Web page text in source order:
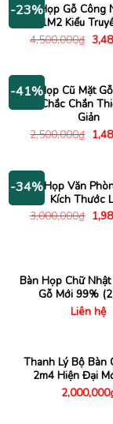
-23%
Bàn Họp Gỗ Công
3Mx1M2 Kiểu
4,500,000₫ Giá
gốc
-41%
Bàn Họp Cũ Mặt
Đen Chắc Chắn
Giản
2,500,000₫ Giá
gốc
-34%
Bàn Họp Văn
Kích Thước
3,000,000₫ Giá
gốc
Bàn Họp Chữ
Gỗ Mới 99%
Liên hệ
Thanh Lý Bộ Bàn
2m4 Hiện Đại
2,000,000